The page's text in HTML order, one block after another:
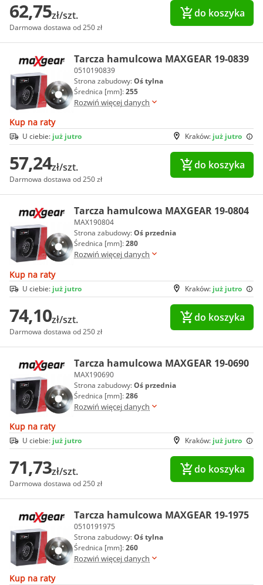
62,75zł/szt.
Darmowa dostawa od 250 zł
do koszyka
Tarcza hamulcowa MAXGEAR 19-0839
0510190839
Strona zabudowy:Oś tylna
Średnica [mm]:255
Rozwiń więcej danych
Kup na raty
Kraków: już jutro
U ciebie: już jutro
57,24zł/szt.
Darmowa dostawa od 250 zł
do koszyka
Tarcza hamulcowa MAXGEAR 19-0804
MAX190804
Strona zabudowy:Oś przednia
Średnica [mm]:280
Rozwiń więcej danych
Kup na raty
Kraków: już jutro
U ciebie: już jutro
74,10zł/szt.
Darmowa dostawa od 250 zł
do koszyka
Tarcza hamulcowa MAXGEAR 19-0690
MAX190690
Strona zabudowy:Oś przednia
Średnica [mm]:286
Rozwiń więcej danych
Kup na raty
Kraków: już jutro
U ciebie: już jutro
71,73zł/szt.
Darmowa dostawa od 250 zł
do koszyka
Tarcza hamulcowa MAXGEAR 19-1975
0510191975
Strona zabudowy:Oś tylna
Średnica [mm]:260
Rozwiń więcej danych
Kup na raty